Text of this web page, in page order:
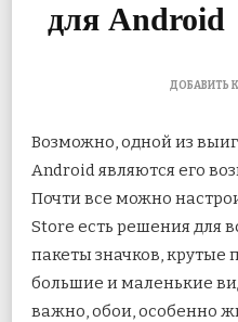
для Android
ДОБАВИТЬ
Возможно, одной из
Android являются его
Почти все можно
Store есть решения для
пакеты значков, крутые
большие и маленькие
важно, обои, особенно